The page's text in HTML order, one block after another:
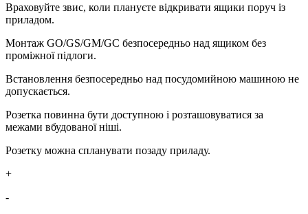
Враховуйте звис, коли плануєте відкривати ящики поруч із
приладом.
Монтаж GO/GS/GM/GC безпосередньо над ящиком без
проміжної підлоги.
Встановлення безпосередньо над посудомийною машиною не
допускається.
Розетка повинна бути доступною і розташовуватися за
межами вбудованої ніші.
Розетку можна спланувати позаду приладу.
+
-